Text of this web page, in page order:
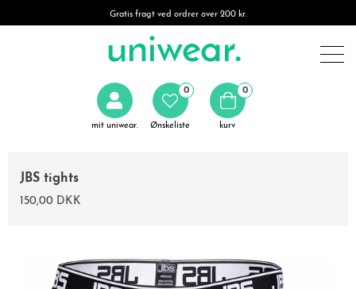
Gratis fragt ved ordrer over 200 kr.
mit uniwear. Ønskeliste
0 0
kurv
JBS tights
150,00 DKK